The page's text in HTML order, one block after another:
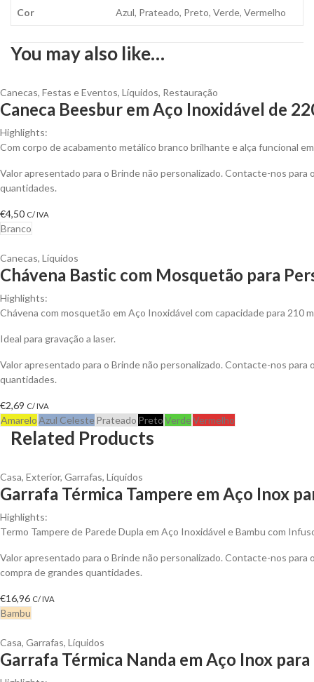
Cor Azul, Prateado, Preto, Verde, Vermelho
You may also like…
Canecas, Festas e Eventos, Líquidos, Restauração
Caneca Beesbur em Aço Inoxidável de
Highlights:
Com corpo de acabamento metálico branco brilhante e alça funcional
Valor apresentado para o Brinde não personalizado. Contacte-nos
quantidades.
€4,50 C/ IVA
Branco
Canecas, Líquidos
Chávena Bastic com Mosquetão para
Highlights:
Chávena com mosquetão em Aço Inoxidável com capacidade para 210
Ideal para gravação a laser.
Valor apresentado para o Brinde não personalizado. Contacte-nos
quantidades.
€2,69 C/ IVA
AmareloAzul Celeste Prateado PretoVerdeVermelho
Related Products
Casa, Exterior, Garrafas, Líquidos
Garrafa Térmica Tampere em Aço Inox
Highlights:
Termo Tampere de Parede Dupla em Aço Inoxidável e Bambu com
Valor apresentado para o Brinde não personalizado. Contacte-nos para
compra de grandes quantidades.
€16,96 C/ IVA
Bambu
Casa, Garrafas, Líquidos
Garrafa Térmica Nanda em Aço Inox